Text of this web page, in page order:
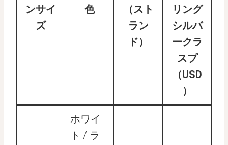
ンサイ
ズ
色
（スト
ラン
ド）
リング
シルバ
ークラ
スプ
（USD
）
ホワイ
ト / ラ